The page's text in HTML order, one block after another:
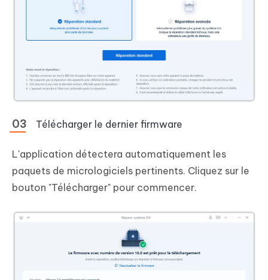
Télécharger le dernier firmware
L'application détectera automatiquement les
paquets de micrologiciels pertinents. Cliquez sur le
bouton "Télécharger" pour commencer.